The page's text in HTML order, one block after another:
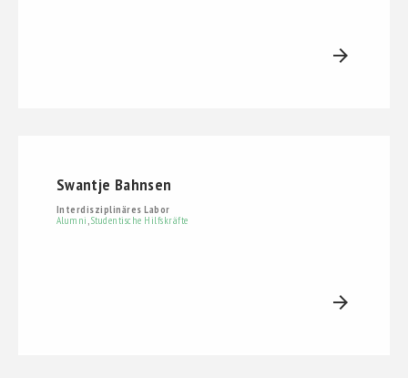
arrow_forward
Swantje Bahnsen
Interdisziplinäres Labor
Alumni ,Studentische Hilfskräfte
arrow_forward